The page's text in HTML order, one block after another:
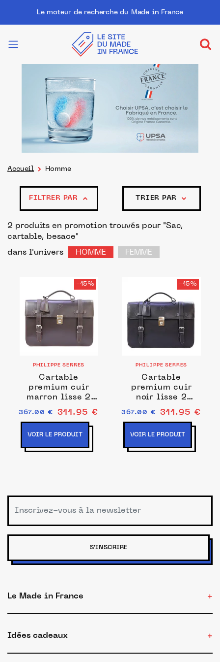
Le moteur de recherche du Made in France
Accueil Homme
FILTRER PAR TRIER PAR
2 produits en promotion trouvés pour "Sac,
cartable, besace"
dans l'univers
HOMME FEMME
-15%
PHILIPPE SERRES
Cartable
premium cuir
marron lisse 2
soufflets 54180
367.00 € 311.95 €
VOIR LE PRODUIT
-15%
PHILIPPE SERRES
Cartable
premium cuir
noir lisse 2
soufflets 54180
367.00 € 311.95 €
VOIR LE PRODUIT
S'INSCRIRE
Le Made in France
Idées cadeaux